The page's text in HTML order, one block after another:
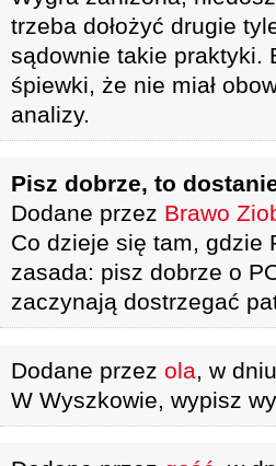
trzeba dołożyć drugie
sądownie takie praktyki.
śpiewki, że nie miał
analizy.
Pisz dobrze, to
Dodane przez Brawo
Co dzieje się tam, gdzie
zasada: pisz dobrze o
zaczynają dostrzegać
Dodane przez ola, w dniu
W Wyszkowie, wypisz